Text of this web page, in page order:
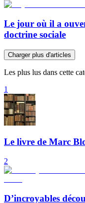
Le jour où il a
doctrine sociale
Charger plus d'articles
Les plus lus dans cette
1
Le livre de Marc
2
D’incroyables